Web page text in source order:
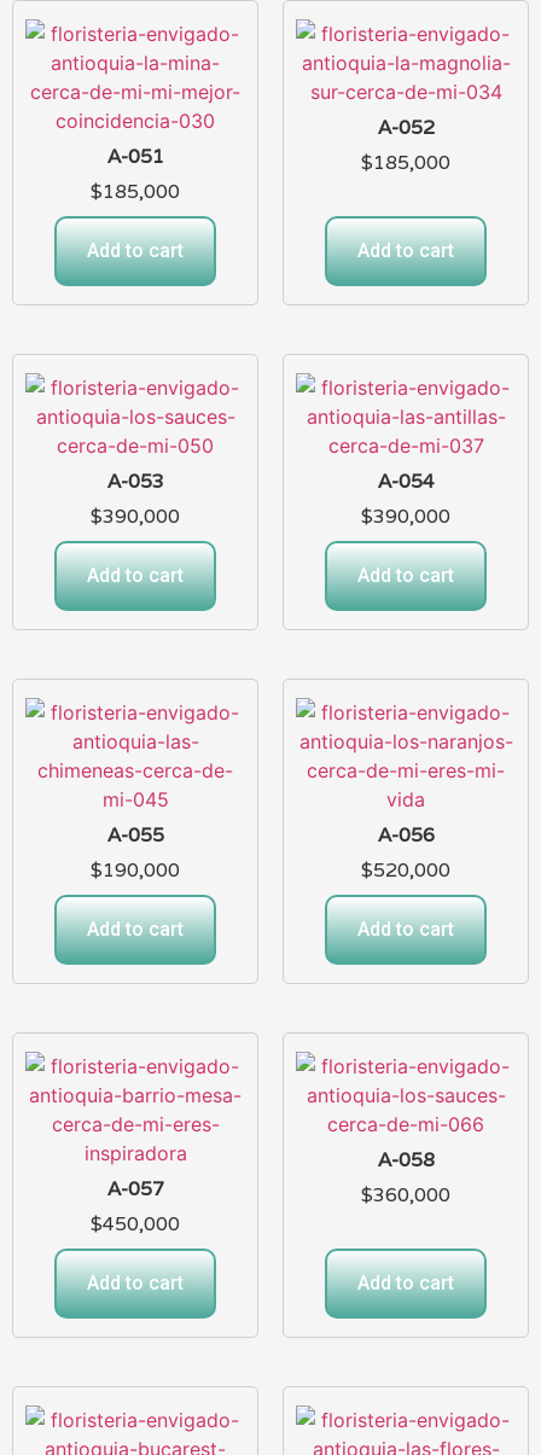
A-051
$185,000
Add to cart
A-052
$185,000
Add to cart
A-053
$390,000
Add to cart
A-054
$390,000
Add to cart
A-055
$190,000
Add to cart
A-056
$520,000
Add to cart
A-057
$450,000
Add to cart
A-058
$360,000
Add to cart